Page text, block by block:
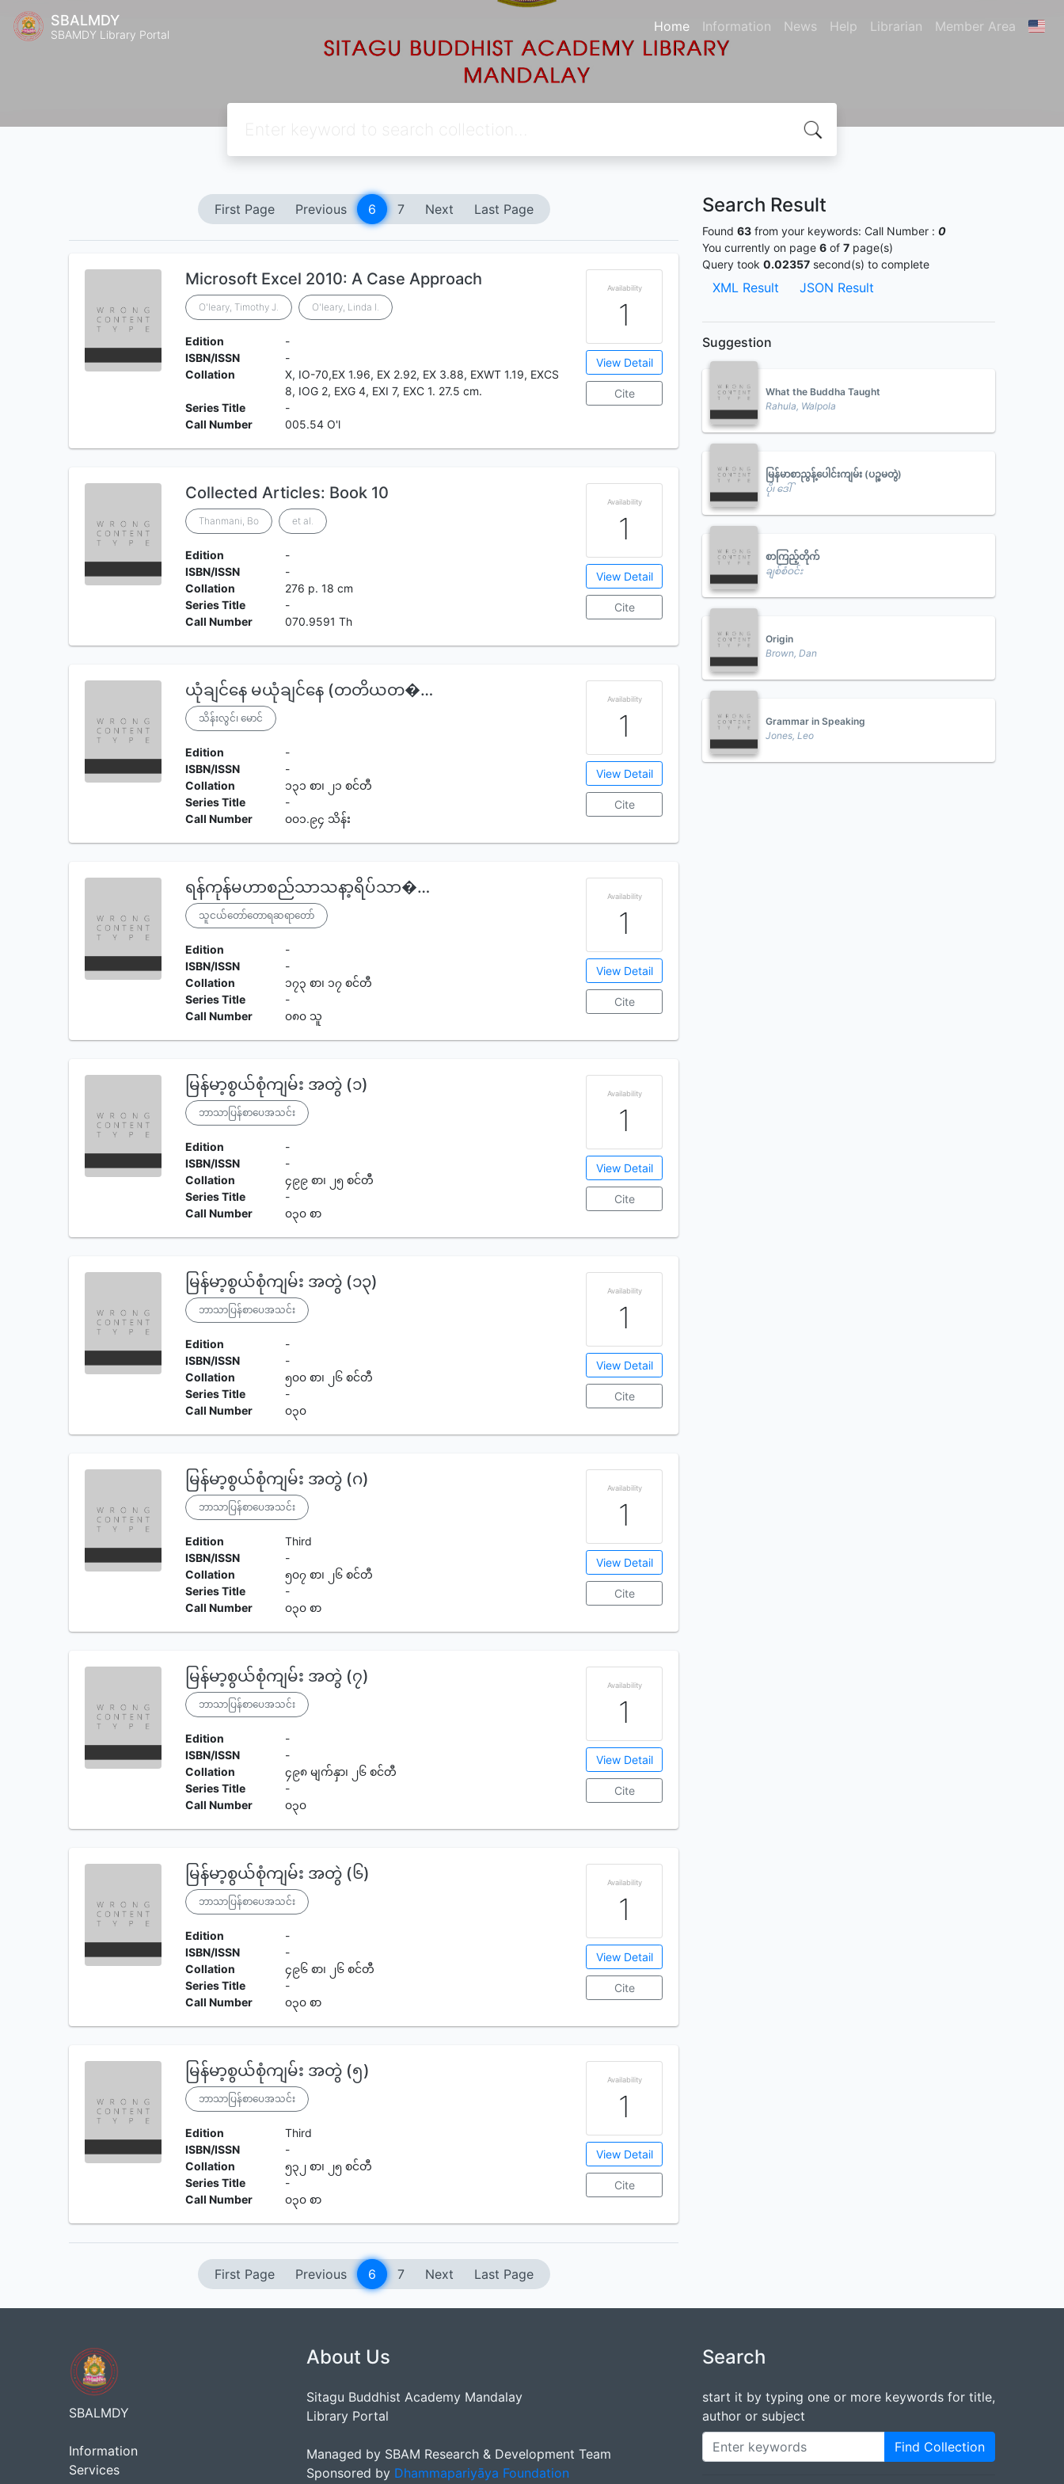
SBALMDY
SBAMDY Library Portal Home Information News Help Librarian Member Area
First Page Previous 6 7 Next Last Page
Microsoft Excel 2010: A Case Approach
O'leary, Timothy J. O'leary, Linda I.
Edition
-
ISBN/ISSN
-
Collation
X, IO-70,EX 1.96, EX 2.92, EX 3.88, EXWT 1.19, EXCS
8, IOG 2, EXG 4, EXI 7, EXC 1. 27.5 cm.
Series Title
-
Call Number
005.54 O'l
Availability
1
View Detail
Cite
Collected Articles: Book 10
Thanmani, Bo et al.
Edition
-
ISBN/ISSN
-
Collation
276 p. 18 cm
Series Title
-
Call Number
070.9591 Th
Availability
1
View Detail
Cite
ယုံချင်နေ မယုံချင်နေ (တတိယတ�…
သိန်းလွင်၊ မောင်
Edition
-
ISBN/ISSN
-
Collation
၁၃၁ စာ၊ ၂၁ စင်တီ
Series Title
-
Call Number
၀၀၁.၉၄ သိန်း
Availability
1
View Detail
Cite
ရန်ကုန်မဟာစည်သာသနာ့ရိပ်သာ�…
သူငယ်တော်တောရဆရာတော်
Edition
-
ISBN/ISSN
-
Collation
၁၇၃ စာ၊ ၁၇ စင်တီ
Series Title
-
Call Number
၀၈၀ သူ
Availability
1
View Detail
Cite
မြန်မာ့စွယ်စုံကျမ်း အတွဲ (၁)
ဘာသာပြန်စာပေအသင်း
Edition
-
ISBN/ISSN
-
Collation
၄၉၉ စာ၊ ၂၅ စင်တီ
Series Title
-
Call Number
၀၃၀ စာ
Availability
1
View Detail
Cite
မြန်မာ့စွယ်စုံကျမ်း အတွဲ (၁၃)
ဘာသာပြန်စာပေအသင်း
Edition
-
ISBN/ISSN
-
Collation
၅၀၀ စာ၊ ၂၆ စင်တီ
Series Title
-
Call Number
၀၃၀
Availability
1
View Detail
Cite
မြန်မာ့စွယ်စုံကျမ်း အတွဲ (ဂ)
ဘာသာပြန်စာပေအသင်း
Edition
Third
ISBN/ISSN
-
Collation
၅၀၇ စာ၊ ၂၆ စင်တီ
Series Title
-
Call Number
၀၃၀ စာ
Availability
1
View Detail
Cite
မြန်မာ့စွယ်စုံကျမ်း အတွဲ (၇)
ဘာသာပြန်စာပေအသင်း
Edition
-
ISBN/ISSN
-
Collation
၄၉၈ မျက်နှာ၊ ၂၆ စင်တီ
Series Title
-
Call Number
၀၃၀
Availability
1
View Detail
Cite
မြန်မာ့စွယ်စုံကျမ်း အတွဲ (၆)
ဘာသာပြန်စာပေအသင်း
Edition
-
ISBN/ISSN
-
Collation
၄၉၆ စာ၊ ၂၆ စင်တီ
Series Title
-
Call Number
၀၃၀ စာ
Availability
1
View Detail
Cite
မြန်မာ့စွယ်စုံကျမ်း အတွဲ (၅)
ဘာသာပြန်စာပေအသင်း
Edition
Third
ISBN/ISSN
-
Collation
၅၃၂ စာ၊ ၂၅ စင်တီ
Series Title
-
Call Number
၀၃၀ စာ
Availability
1
View Detail
Cite
First Page Previous 6 7 Next Last Page
Search Result
Found 63 from your keywords: Call Number : 0
You currently on page 6 of 7 page(s)
Query took 0.02357 second(s) to complete
XML Result JSON Result
Suggestion
What the Buddha Taught
Rahula, Walpola
မြန်မာစာညွန့်ပေါင်းကျမ်း (ပဉ္စမတွဲ)
ပို၊ ဒေါ်
စာကြည့်တိုက်
ချစ်စံဝင်း
Origin
Brown, Dan
Grammar in Speaking
Jones, Leo
SBALMDY
Information
Services
About Us
Sitagu Buddhist Academy Mandalay
Library Portal
Managed by SBAM Research & Development Team
Sponsored by Dhammapariyāya Foundation
Search
start it by typing one or more keywords for title,
author or subject
Find Collection